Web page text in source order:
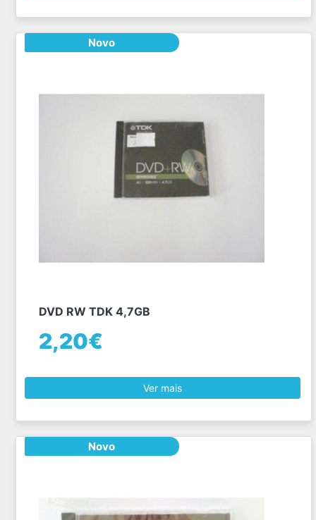
Novo
DVD RW TDK 4,7GB
2,20€
Ver mais
Novo